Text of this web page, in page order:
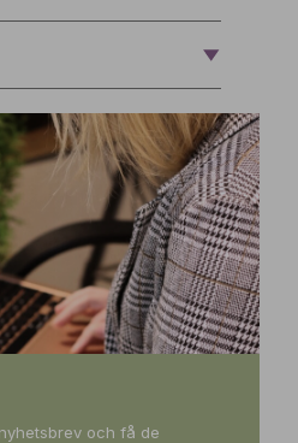
och få de